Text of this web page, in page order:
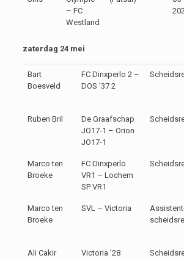
– FC
Westland
zaterdag 24 mei
Bart
Boesveld
FC Dinxperlo 2 –
DOS ’37 2
Ruben Bril
De Graafschap
JO17-1 – Orion
JO17-1
Marco ten
Broeke
FC Dinxperlo
VR1 – Lochem
SP VR1
Marco ten
Broeke
SVL – Victoria
Ali Cakir
Victoria ’28